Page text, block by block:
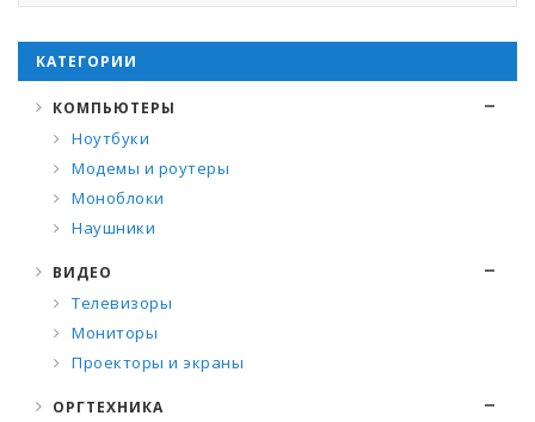
КАТЕГОРИИ
КОМПЬЮТЕРЫ
Ноутбуки
Модемы и роутеры
Моноблоки
Наушники
ВИДЕО
Телевизоры
Мониторы
Проекторы и экраны
ОРГТЕХНИКА